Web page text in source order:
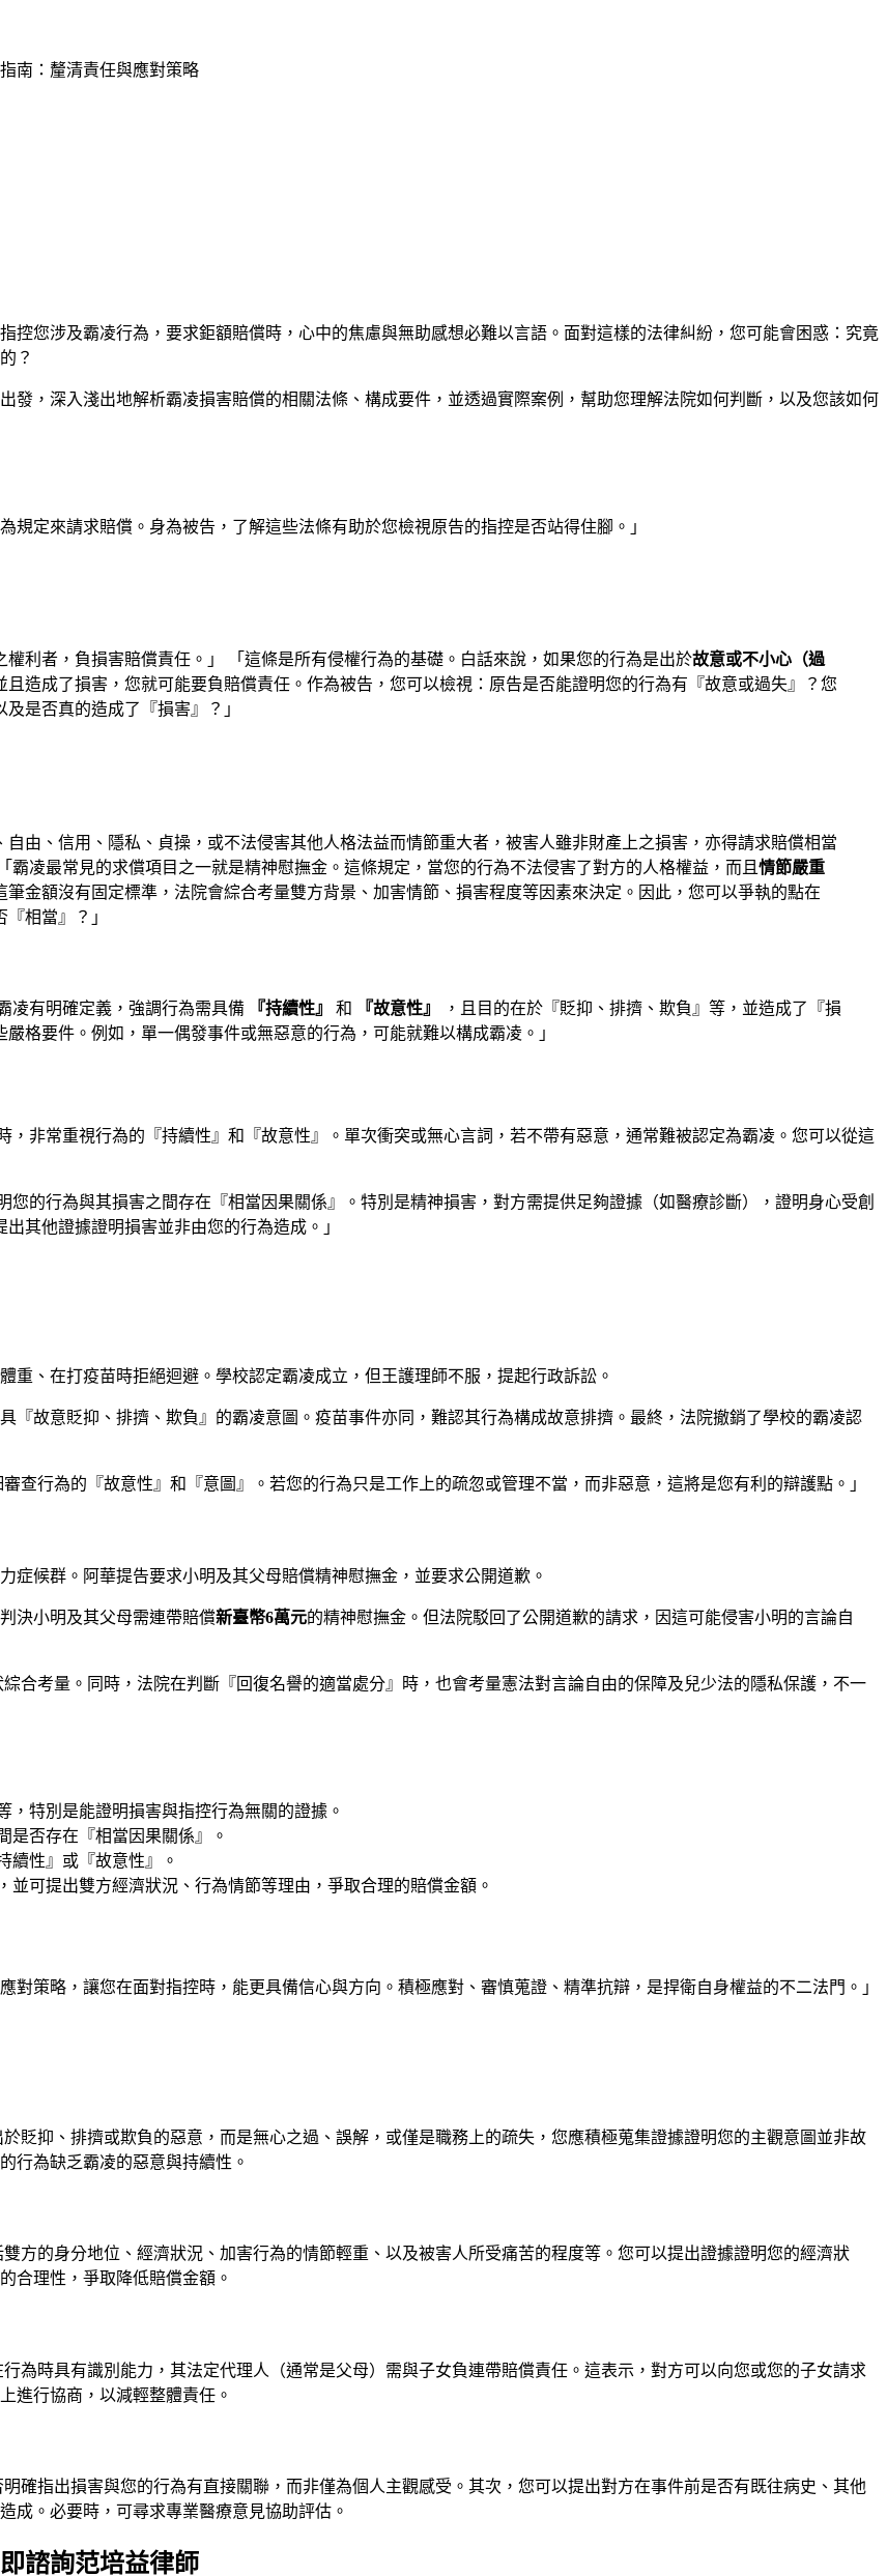
南：釐清責任與應對策略
控您涉及霸凌行為，要求鉅額賠償時，心中的焦慮與無助感想必難以言語。面對這樣的法律糾紛，您可能會困惑：究竟
？
發，深入淺出地解析霸凌損害賠償的相關法條、構成要件，並透過實際案例，幫助您理解法院如何判斷，以及您該如何
規定來請求賠償。身為被告，了解這些法條有助於您檢視原告的指控是否站得住腳。」
權利者，負損害賠償責任。」 「這條是所有侵權行為的基礎。白話來說，如果您的行為是出於故意或不小心（過
造成了損害，您就可能要負賠償責任。作為被告，您可以檢視：原告是否能證明您的行為有『故意或過失』？您
是否真的造成了『損害』？」
自由、信用、隱私、貞操，或不法侵害其他人格法益而情節重大者，被害人雖非財產上之損害，亦得請求賠償相當
凌最常見的求償項目之一就是精神慰撫金。這條規定，當您的行為不法侵害了對方的人格權益，而且 情節嚴重
金額沒有固定標準，法院會綜合考量雙方背景、加害情節、損害程度等因素來決定。因此，您可以爭執的點在
相當』？」
凌有明確定義，強調行為需具備 『持續性』 和 『故意性』
，且目的在於『貶抑、排擠、欺負』等，並造成了『損
格要件。例如，單一偶發事件或無惡意的行為，可能就難以構成霸凌。」
，非常重視行為的『持續性』和『故意性』。單次衝突或無心言詞，若不帶有惡意，通常難被認定為霸凌。您可以從這
您的行為與其損害之間存在『相當因果關係』。特別是精神損害，對方需提供足夠證據（如醫療診斷），證明身心受創
其他證據證明損害並非由您的行為造成。」
重、在打疫苗時拒絕迴避。學校認定霸凌成立，但王護理師不服，提起行政訴訟。
具『故意貶抑、排擠、欺負』的霸凌意圖。疫苗事件亦同，難認其行為構成故意排擠。最終，法院撤銷了學校的霸凌認
查行為的『故意性』和『意圖』。若您的行為只是工作上的疏忽或管理不當，而非惡意，這將是您有利的辯護點。」
症候群。阿華提告要求小明及其父母賠償精神慰撫金，並要求公開道歉。
決小明及其父母需連帶賠償新臺幣6萬元的精神慰撫金。但法院駁回了公開道歉的請求，因這可能侵害小明的言論自
合考量。同時，法院在判斷『回復名譽的適當處分』時，也會考量憲法對言論自由的保障及兒少法的隱私保護，不一
特別是能證明損害與指控行為無關的證據。
是否存在『相當因果關係』。
續性』或『故意性』。
並可提出雙方經濟狀況、行為情節等理由，爭取合理的賠償金額。
對策略，讓您在面對指控時，能更具備信心與方向。積極應對、審慎蒐證、精準抗辯，是捍衛自身權益的不二法門。」
貶抑、排擠或欺負的惡意，而是無心之過、誤解，或僅是職務上的疏失，您應積極蒐集證據證明您的主觀意圖並非故
行為缺乏霸凌的惡意與持續性。
方的身分地位、經濟狀況、加害行為的情節輕重、以及被害人所受痛苦的程度等。您可以提出證據證明您的經濟狀
合理性，爭取降低賠償金額。
為時具有識別能力，其法定代理人（通常是父母）需與子女負連帶賠償責任。這表示，對方可以向您或您的子女請求
進行協商，以減輕整體責任。
確指出損害與您的行為有直接關聯，而非僅為個人主觀感受。其次，您可以提出對方在事件前是否有既往病史、其他
成。必要時，可尋求專業醫療意見協助評估。
諮詢范培益律師